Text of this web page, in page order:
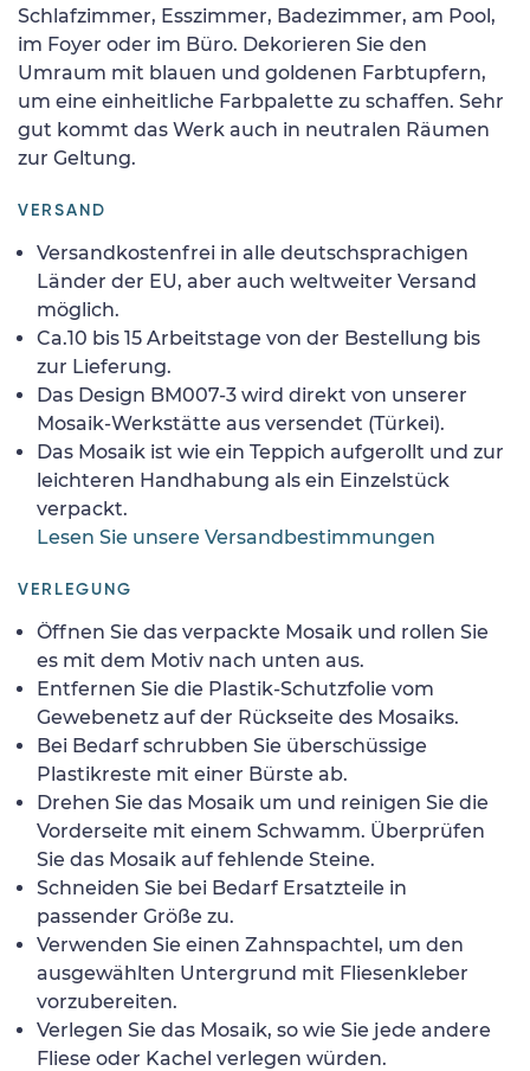
Schlafzimmer, Esszimmer, Badezimmer, am Pool,
im Foyer oder im Büro. Dekorieren Sie den
Umraum mit blauen und goldenen Farbtupfern,
um eine einheitliche Farbpalette zu schaffen. Sehr
gut kommt das Werk auch in neutralen Räumen
zur Geltung.
VERSAND
Versandkostenfrei in alle deutschsprachigen
Länder der EU, aber auch weltweiter Versand
möglich.
Ca.10 bis 15 Arbeitstage von der Bestellung bis
zur Lieferung.
Das Design BM007-3 wird direkt von unserer
Mosaik-Werkstätte aus versendet (Türkei).
Das Mosaik ist wie ein Teppich aufgerollt und zur
leichteren Handhabung als ein Einzelstück
verpackt.
Lesen Sie unsere Versandbestimmungen
VERLEGUNG
Öffnen Sie das verpackte Mosaik und rollen Sie
es mit dem Motiv nach unten aus.
Entfernen Sie die Plastik-Schutzfolie vom
Gewebenetz auf der Rückseite des Mosaiks.
Bei Bedarf schrubben Sie überschüssige
Plastikreste mit einer Bürste ab.
Drehen Sie das Mosaik um und reinigen Sie die
Vorderseite mit einem Schwamm. Überprüfen
Sie das Mosaik auf fehlende Steine.
Schneiden Sie bei Bedarf Ersatzteile in
passender Größe zu.
Verwenden Sie einen Zahnspachtel, um den
ausgewählten Untergrund mit Fliesenkleber
vorzubereiten.
Verlegen Sie das Mosaik, so wie Sie jede andere
Fliese oder Kachel verlegen würden.